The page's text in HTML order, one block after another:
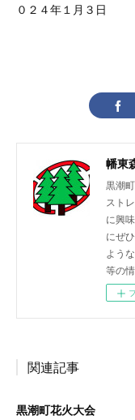
０２４年１月３日
幡東
黒潮
スト
に興
にぜ
よう
等の
関連記事
黒潮町花火大会